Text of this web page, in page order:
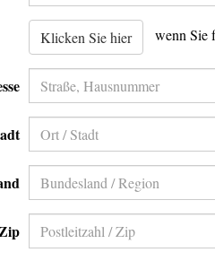
Klicken Sie hier wenn Sie